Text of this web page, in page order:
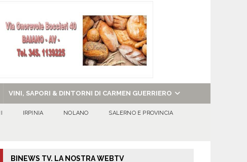
VINI, SAPORI & DINTORNI DI CARMEN GUERRIERO
IRPINIA NOLANO SALERNO E PROVINCIA
BINEWS TV. LA NOSTRA WEBTV